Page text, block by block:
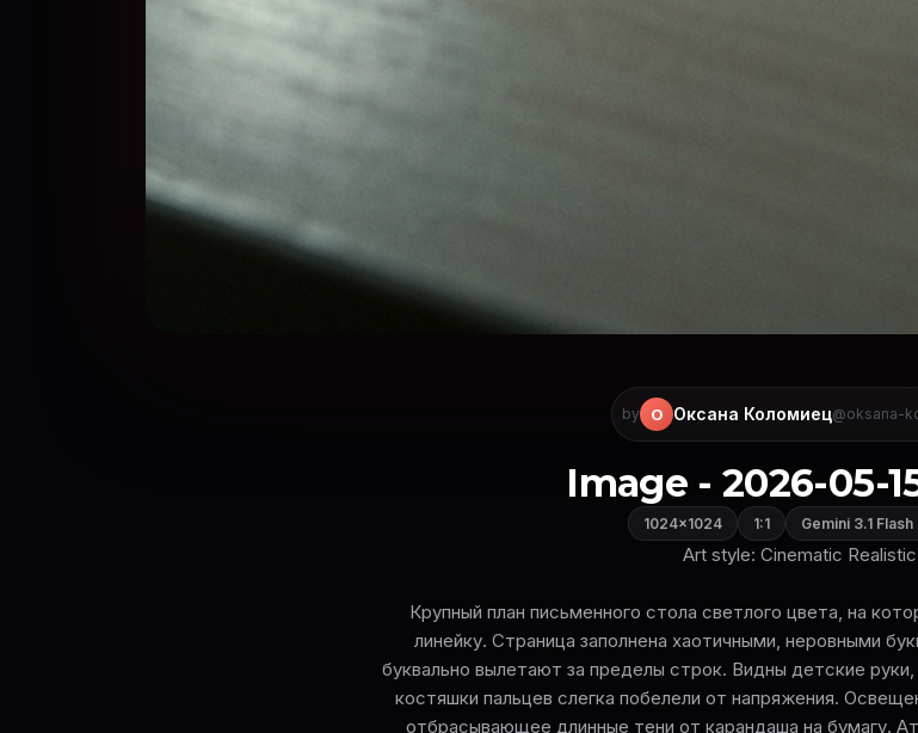
by О Оксана Коломиец@oksana-
Image - 2026-05-
1024×1024 1:1 Gemini 3.1 Flash
Art style: Cinematic
Крупный план письменного стола светлого цвета, на
линейку. Страница заполнена хаотичными, неровными
буквально вылетают за пределы строк. Видны детские
костяшки пальцев слегка побелели от напряжения.
отбрасывающее длинные тени от карандаша на бумагу.